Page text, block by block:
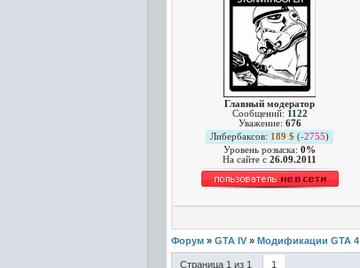
Главный модератор
Сообщений: 1122
Уважение: 676
Либербаксов: 189 $ (-2755)
Уровень розыска: 0%
На сайте c 26.09.2011
Форум » GTA IV » Модификации GTA 4
Страница 1 из 1 1